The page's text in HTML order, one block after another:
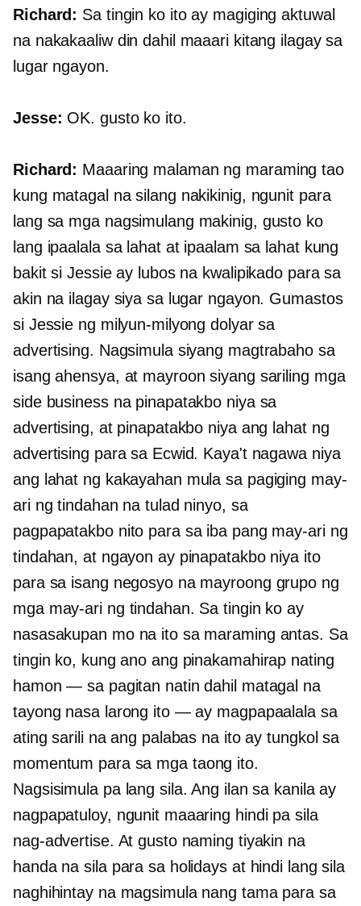
Richard: Sa tingin ko ito ay magiging aktuwal
na nakakaaliw din dahil maaari kitang ilagay sa
lugar ngayon.
Jesse: OK. gusto ko ito.
Richard: Maaaring malaman ng maraming tao
kung matagal na silang nakikinig, ngunit para
lang sa mga nagsimulang makinig, gusto ko
lang ipaalala sa lahat at ipaalam sa lahat kung
bakit si Jessie ay lubos na kwalipikado para sa
akin na ilagay siya sa lugar ngayon. Gumastos
si Jessie ng milyun-milyong dolyar sa
advertising. Nagsimula siyang magtrabaho sa
isang ahensya, at mayroon siyang sariling mga
side business na pinapatakbo niya sa
advertising, at pinapatakbo niya ang lahat ng
advertising para sa Ecwid. Kaya't nagawa niya
ang lahat ng kakayahan mula sa pagiging may-
ari ng tindahan na tulad ninyo, sa
pagpapatakbo nito para sa iba pang may-ari ng
tindahan, at ngayon ay pinapatakbo niya ito
para sa isang negosyo na mayroong grupo ng
mga may-ari ng tindahan. Sa tingin ko ay
nasasakupan mo na ito sa maraming antas. Sa
tingin ko, kung ano ang pinakamahirap nating
hamon — sa pagitan natin dahil matagal na
tayong nasa larong ito — ay magpapaalala sa
ating sarili na ang palabas na ito ay tungkol sa
momentum para sa mga taong ito.
Nagsisimula pa lang sila. Ang ilan sa kanila ay
nagpapatuloy, ngunit maaaring hindi pa sila
nag-advertise. At gusto naming tiyakin na
handa na sila para sa holidays at hindi lang sila
naghihintay na magsimula nang tama para sa